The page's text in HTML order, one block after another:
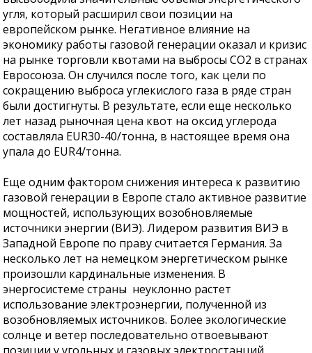
угля, который расширил свои позиции на
европейском рынке. Негативное влияние на
экономику работы газовой генерации оказал и кризис
на рынке торговли квотами на выбросы СО2 в странах
Евросоюза. Он случился после того, как цели по
сокращению выброса углекислого газа в ряде стран
были достигнуты. В результате, если еще несколько
лет назад рыночная цена квот на оксид углерода
составляла EUR30-40/тонна, в настоящее время она
упала до EUR4/тонна.
Еще одним фактором снижения интереса к развитию
газовой генерации в Европе стало активное развитие
мощностей, использующих возобновляемые
источники энергии (ВИЭ). Лидером развития ВИЭ в
Западной Европе по праву считается Германия. За
несколько лет на немецком энергетическом рынке
произошли кардинальные изменения. В
энергосистеме страны неуклонно растет
использование электроэнергии, полученной из
возобновляемых источников. Более экологические
солнце и ветер последовательно отвоевывают